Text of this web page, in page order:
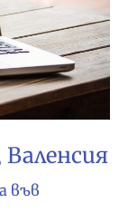
във